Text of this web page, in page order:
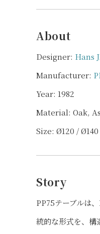
About
Designer: Hans
Manufacturer:
Year: 1982
Material: Oak,
Size: Ø120 /
Story
PP75テーブルは
統的な形式を、構